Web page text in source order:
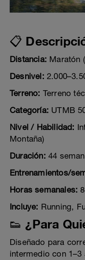
📋
Distancia: Maratón
Desnivel:
Terreno: Terreno
Categoría: UTMB
Nivel / Habilidad:
Montaña)
Duración: 44
Entrenamientos/
Horas semanales:
Incluye: Running,
👟 ¿Para
Diseñado para
intermedio con 1–3